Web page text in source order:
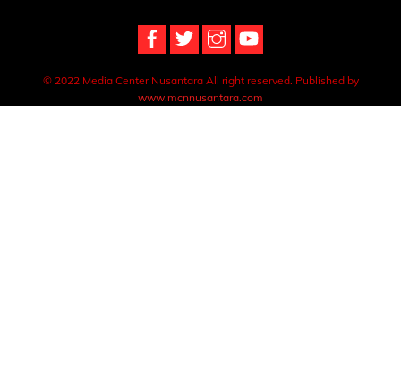
© 2022 Media Center Nusantara All right reserved. Published by
www.mcnnusantara.com